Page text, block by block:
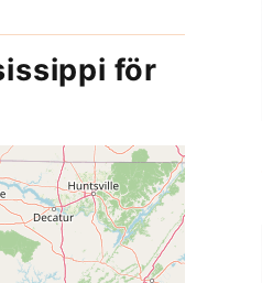
för